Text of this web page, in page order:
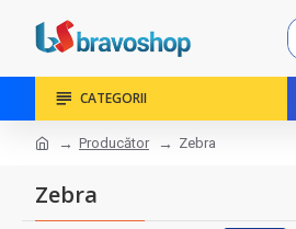
CATEGORII
Producător Zebra
Zebra